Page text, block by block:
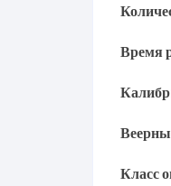
Время
Класс